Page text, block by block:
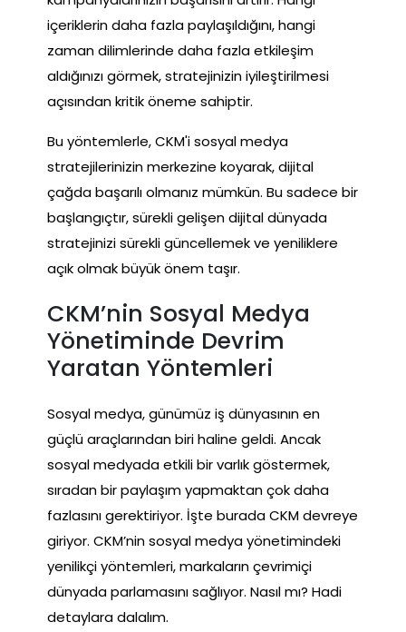
içeriklerin daha fazla paylaşıldığını, hangi
zaman dilimlerinde daha fazla etkileşim
aldığınızı görmek, stratejinizin iyileştirilmesi
açısından kritik öneme sahiptir.
Bu yöntemlerle, CKM'i sosyal medya
stratejilerinizin merkezine koyarak, dijital
çağda başarılı olmanız mümkün. Bu sadece bir
başlangıçtır, sürekli gelişen dijital dünyada
stratejinizi sürekli güncellemek ve yeniliklere
açık olmak büyük önem taşır.
CKM’nin Sosyal Medya
Yönetiminde Devrim
Yaratan Yöntemleri
Sosyal medya, günümüz iş dünyasının en
güçlü araçlarından biri haline geldi. Ancak
sosyal medyada etkili bir varlık göstermek,
sıradan bir paylaşım yapmaktan çok daha
fazlasını gerektiriyor. İşte burada CKM devreye
giriyor. CKM’nin sosyal medya yönetimindeki
yenilikçi yöntemleri, markaların çevrimiçi
dünyada parlamasını sağlıyor. Nasıl mı? Hadi
detaylara dalalım.